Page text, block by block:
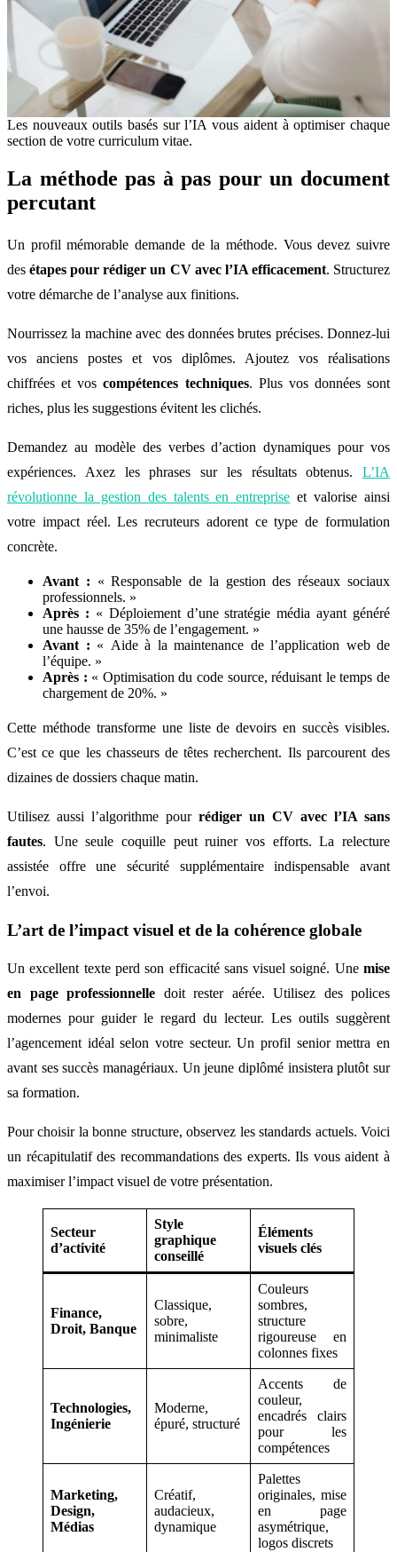
Les nouveaux outils basés sur l’IA vous aident à optimiser chaque
section de votre curriculum vitae.
La méthode pas à pas pour un document
percutant
Un profil mémorable demande de la méthode. Vous devez suivre
desétapes pour rédiger un CV avec l’IA efficacement. Structurez
votre démarche de l’analyse aux finitions.
Nourrissez la machine avec des données brutes précises. Donnez-lui
vos anciens postes et vos diplômes. Ajoutez vos réalisations
chiffrées et voscompétences techniques. Plus vos données sont
riches, plus les suggestions évitent les clichés.
Demandez au modèle des verbes d’action dynamiques pour vos
expériences. Axez les phrases sur les résultats obtenus. L’IA
révolutionne la gestion des talents en entreprise et valorise ainsi
votre impact réel. Les recruteurs adorent ce type de formulation
concrète.
Avant : « Responsable de la gestion des réseaux sociaux
professionnels. »
Après : « Déploiement d’une stratégie média ayant généré
une hausse de 35% de l’engagement. »
Avant : « Aide à la maintenance de l’application web de
l’équipe. »
Après : « Optimisation du code source, réduisant le temps de
chargement de 20%. »
Cette méthode transforme une liste de devoirs en succès visibles.
C’est ce que les chasseurs de têtes recherchent. Ils parcourent des
dizaines de dossiers chaque matin.
Utilisez aussi l’algorithme pour rédiger un CV avec l’IA sans
fautes. Une seule coquille peut ruiner vos efforts. La relecture
assistée offre une sécurité supplémentaire indispensable avant
l’envoi.
L’art de l’impact visuel et de la cohérence globale
Un excellent texte perd son efficacité sans visuel soigné. Une mise
en page professionnelle doit rester aérée. Utilisez des polices
modernes pour guider le regard du lecteur. Les outils suggèrent
l’agencement idéal selon votre secteur. Un profil senior mettra en
avant ses succès managériaux. Un jeune diplômé insistera plutôt sur
sa formation.
Pour choisir la bonne structure, observez les standards actuels. Voici
un récapitulatif des recommandations des experts. Ils vous aident à
maximiser l’impact visuel de votre présentation.
Secteur
d’activité
Style
graphique
conseillé
Éléments
visuels clés
Finance,
Droit, Banque
Classique,
sobre,
minimaliste
Couleurs
sombres,
structure
rigoureuse en
colonnes fixes
Technologies,
Ingénierie
Moderne,
épuré, structuré
Accents de
couleur,
encadrés clairs
pour les
compétences
Marketing,
Design,
Médias
Créatif,
audacieux,
dynamique
Palettes
originales, mise
en page
asymétrique,
logos discrets